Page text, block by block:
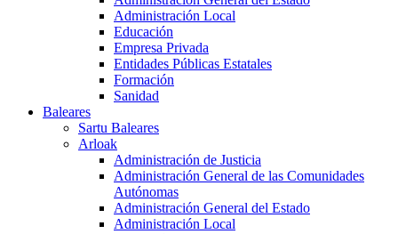
Administración Local
Educación
Empresa Privada
Entidades Públicas Estatales
Formación
Sanidad
Baleares
Sartu Baleares
Arloak
Administración de Justicia
Administración General de las Comunidades
Autónomas
Administración General del Estado
Administración Local